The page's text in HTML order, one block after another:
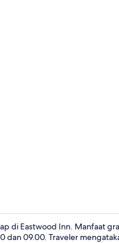
di Eastwood Inn. Manfaat
dan 09.00. Traveler